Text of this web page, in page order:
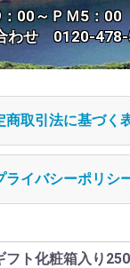
00～ＰＭ5：00
わせ 0120-
商取引法に基づく
ライバシーポリシ
フト化粧箱入り